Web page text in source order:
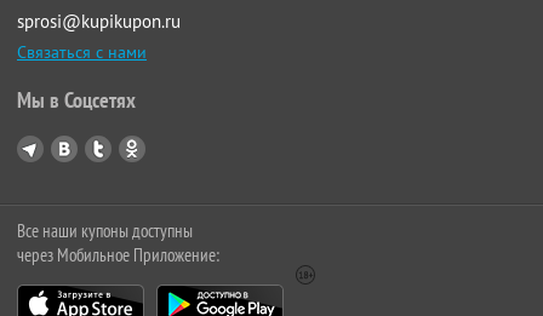
sprosi@kupikupon.ru
Связаться с нами
Мы в Соцсетях
Все наши купоны доступны
через Мобильное Приложение: